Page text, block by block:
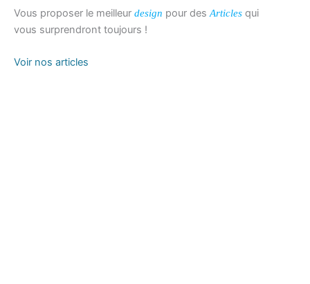
Vous proposer le meilleur design pour desArticles qui
vous surprendront toujours !
Voir nos articles